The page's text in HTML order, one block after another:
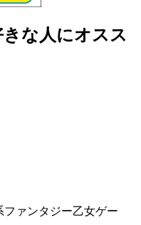
な人にオスス
ァンタジー乙女ゲー